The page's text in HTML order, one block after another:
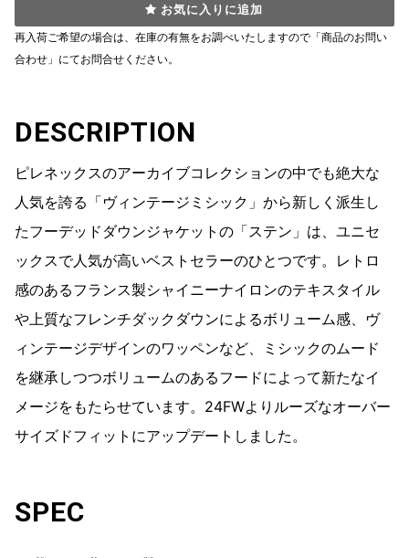
お気に入りに追加
再入荷ご希望の場合は、在庫の有無をお調べいたしますので「商品のお問い
合わせ」にてお問合せください。
DESCRIPTION
ピレネックスのアーカイブコレクションの中でも絶大な
人気を誇る「ヴィンテージミシック」から新しく派生し
たフーデッドダウンジャケットの「ステン」は、ユニセ
ックスで人気が高いベストセラーのひとつです。レトロ
感のあるフランス製シャイニーナイロンのテキスタイル
や上質なフレンチダックダウンによるボリューム感、ヴ
ィンテージデザインのワッペンなど、ミシックのムード
を継承しつつボリュームのあるフードによって新たなイ
メージをもたらせています。24FWよりルーズなオーバー
サイズドフィットにアップデートしました。
SPEC